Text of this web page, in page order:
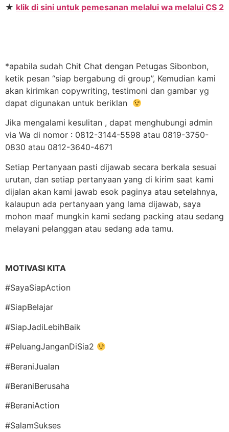
★ klik di sini untuk pemesanan melalui wa melalui CS 2
*apabila sudah Chit Chat dengan Petugas Sibonbon,
ketik pesan “siap bergabung di group”, Kemudian kami
akan kirimkan copywriting, testimoni dan gambar yg
dapat digunakan untuk beriklan
Jika mengalami kesulitan , dapat menghubungi admin
via Wa di nomor : 0812-3144-5598 atau 0819-3750-
0830 atau 0812-3640-4671
Setiap Pertanyaan pasti dijawab secara berkala sesuai
urutan, dan setiap pertanyaan yang di kirim saat kami
dijalan akan kami jawab esok paginya atau setelahnya,
kalaupun ada pertanyaan yang lama dijawab, saya
mohon maaf mungkin kami sedang packing atau sedang
melayani pelanggan atau sedang ada tamu.
MOTIVASI KITA
#SayaSiapAction
#SiapBelajar
#SiapJadiLebihBaik
#PeluangJanganDiSia2
#BeraniJualan
#BeraniBerusaha
#BeraniAction
#SalamSukses